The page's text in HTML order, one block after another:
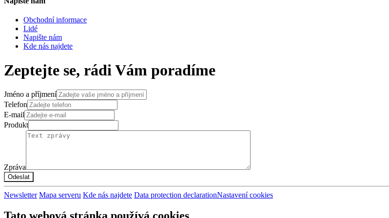
Obchodní informace
Lidé
Napište nám
Kde nás najdete
Zeptejte se, rádi Vám poradíme
Jméno a příjmení
Telefon
E-mail
Produkt
Zpráva
Odeslat
Newsletter Mapa serveru Kde nás najdete Data protection declarationNastavení cookies